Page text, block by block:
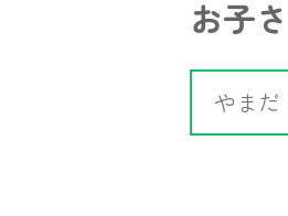
お子